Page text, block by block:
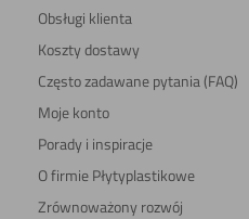
Obsługi klienta
Koszty dostawy
Często zadawane pytania (FAQ)
Moje konto
Porady i inspiracje
O firmie Płytyplastikowe
Zrównoważony rozwój